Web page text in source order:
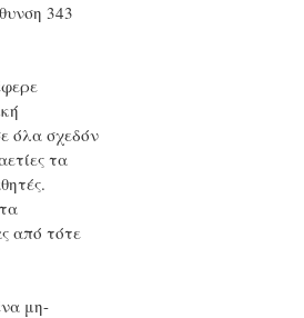
343
όλα σχεδόν
τα
από τότε
μη-